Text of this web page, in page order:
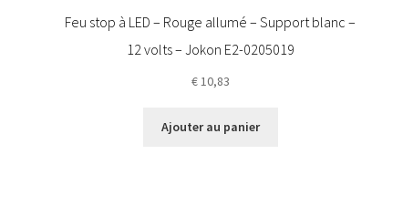
Feu stop à LED – Rouge allumé – Support blanc –
12 volts – Jokon E2-0205019
€10,83
Ajouter au panier